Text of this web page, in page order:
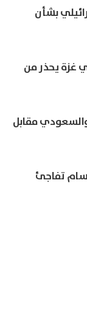
بشأن
غزة يحذر من
مقابل
تفاجئ